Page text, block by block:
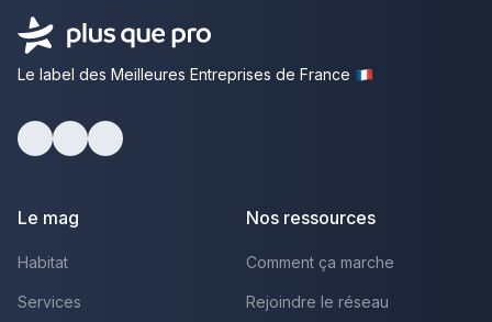
Le label des Meilleures Entreprises de France
Le mag
Habitat
Services
Nos ressources
Comment ça marche
Rejoindre le réseau